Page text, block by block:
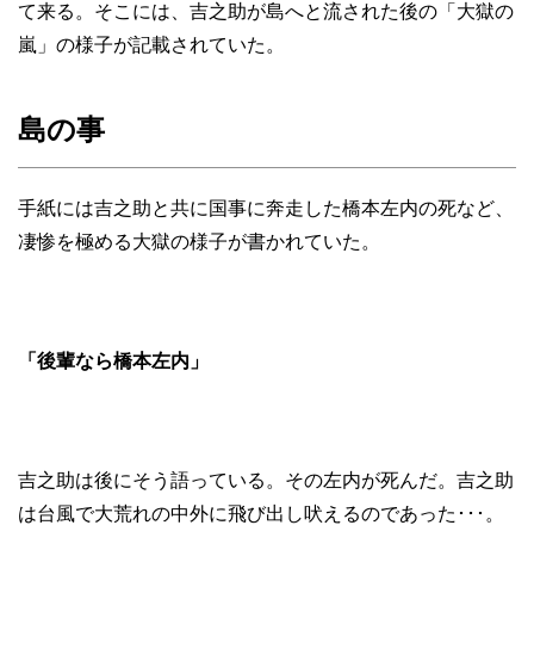
て来る。そこには、吉之助が島へと流された後の「大獄の
嵐」の様子が記載されていた。
島の事
手紙には吉之助と共に国事に奔走した橋本左内の死など、
凄惨を極める大獄の様子が書かれていた。
「後輩なら橋本左内」
吉之助は後にそう語っている。その左内が死んだ。吉之助
は台風で大荒れの中外に飛び出し吠えるのであった･･･。